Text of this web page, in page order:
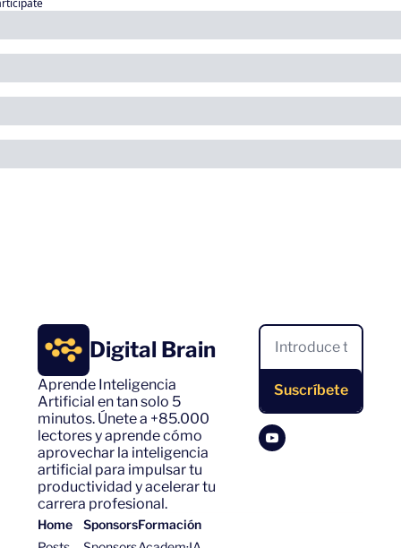
Digital Brain
Aprende Inteligencia
Artificial en tan solo 5
minutos. Únete a +85.000
lectores y aprende cómo
aprovechar la inteligencia
artificial para impulsar tu
productividad y acelerar tu
carrera profesional.
Suscríbete
Home
SponsorsFormación